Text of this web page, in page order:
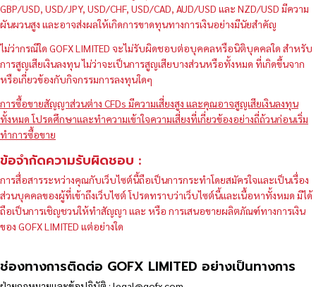
GBP/USD, USD/JPY, USD/CHF, USD/CAD, AUD/USD และ NZD/USD มีความ
ผันผวนสูง และอาจส่งผลให้เกิดการขาดทุนทางการเงินอย่างมีนัยสำคัญ
ไม่ว่ากรณีใด GOFX LIMITED จะไม่รับผิดชอบต่อบุคคลหรือนิติบุคคลใด สำหรับ
การสูญเสียเงินลงทุน ไม่ว่าจะเป็นการสูญเสียบางส่วนหรือทั้งหมด ที่เกิดขึ้นจาก
หรือเกี่ยวข้องกับกิจกรรมการลงทุนใดๆ
การซื้อขายสัญญาส่วนต่าง CFDs มีความเสี่ยงสูง และคุณอาจสูญเสียเงินลงทุน
ทั้งหมด โปรดศึกษาและทำความเข้าใจความเสี่ยงที่เกี่ยวข้องอย่างถี่ถ้วนก่อนเริ่ม
ทำการซื้อขาย
ข้อจำกัดความรับผิดชอบ :
การสื่อสารระหว่างคุณกับเว็บไซต์นี้ถือเป็นการกระทำโดยสมัครใจและเป็นเรื่อง
ส่วนบุคคลของผู้ที่เข้าถึงเว็บไซต์ โปรดทราบว่าเว็บไซต์นี้และเนื้อหาทั้งหมด มิได้
ถือเป็นการเชิญชวนให้ทำสัญญา และ หรือ การเสนอขายผลิตภัณฑ์ทางการเงิน
ของ GOFX LIMITED แต่อย่างใด
ช่องทางการติดต่อ GOFX LIMITED อย่างเป็นทางการ